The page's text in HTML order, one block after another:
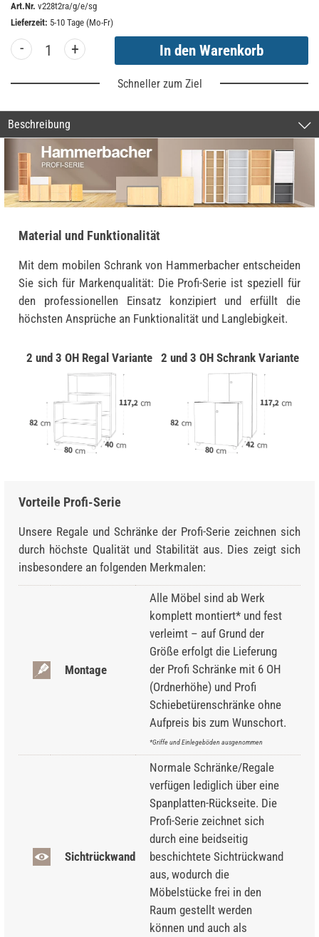
Art.Nr. v228t2ra/g/e/sg
Lieferzeit: 5-10 Tage (Mo-Fr)
- +
Schneller zum Ziel
Beschreibung
Material und Funktionalität
Mit dem mobilen Schrank von Hammerbacher entscheiden
Sie sich für Markenqualität: Die Profi-Serie ist speziell für
den professionellen Einsatz konzipiert und erfüllt die
höchsten Ansprüche an Funktionalität und Langlebigkeit.
2 und 3 OH Regal Variante 2 und 3 OH Schrank Variante
Vorteile Profi-Serie
Unsere Regale und Schränke der Profi-Serie zeichnen sich
durch höchste Qualität und Stabilität aus. Dies zeigt sich
insbesondere an folgenden Merkmalen:
Montage
Alle Möbel sind ab Werk
komplett montiert* und fest
verleimt – auf Grund der
Größe erfolgt die Lieferung
der Profi Schränke mit 6 OH
(Ordnerhöhe) und Profi
Schiebetürenschränke ohne
Aufpreis bis zum Wunschort.
*Griffe und Einlegeböden ausgenommen
Sichtrückwand
Normale Schränke/Regale
verfügen lediglich über eine
Spanplatten-Rückseite. Die
Profi-Serie zeichnet sich
durch eine beidseitig
beschichtete Sichtrückwand
aus, wodurch die
Möbelstücke frei in den
Raum gestellt werden
können und auch als